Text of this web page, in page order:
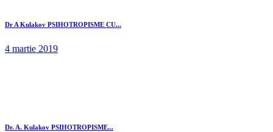
Dr A Kulakov PSIHOTROPISME CU...
4 martie 2019
Dr. A. Kulakov PSIHOTROPISME...